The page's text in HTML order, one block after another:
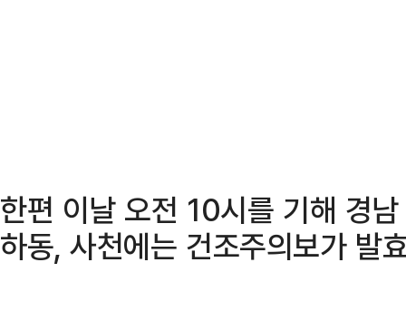
한편 이날 오전 10시를 기해 경
하동, 사천에는 건조주의보가 발